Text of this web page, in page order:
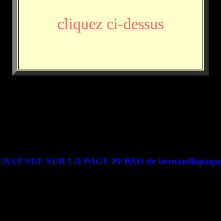
cliquez ci-dessus
SUR LA PAGE PERSO de